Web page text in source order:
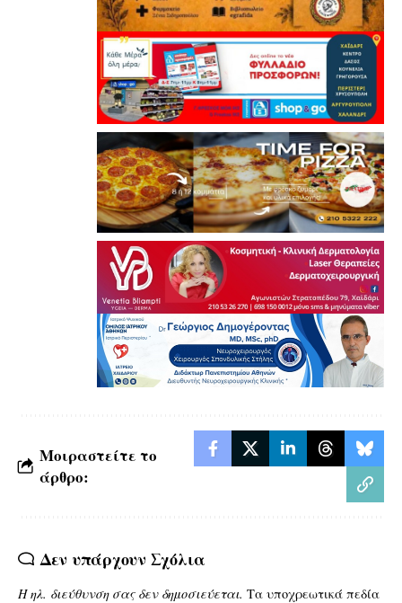
Μοιραστείτε το
άρθρο:
Δεν υπάρχουν Σχόλια
Η ηλ. διεύθυνση σας δεν δημοσιεύεται. Τα υποχρεωτικά πεδία